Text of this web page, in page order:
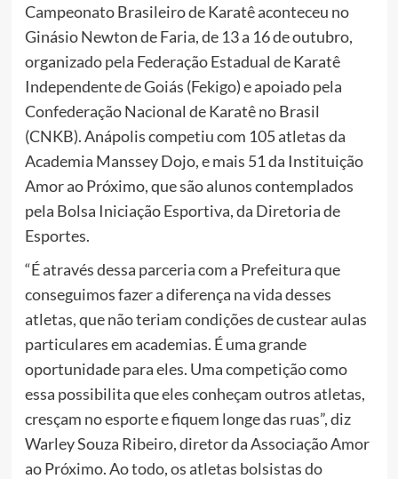
Campeonato Brasileiro de Karatê aconteceu no
Ginásio Newton de Faria, de 13 a 16 de outubro,
organizado pela Federação Estadual de Karatê
Independente de Goiás (Fekigo) e apoiado pela
Confederação Nacional de Karatê no Brasil
(CNKB). Anápolis competiu com 105 atletas da
Academia Manssey Dojo, e mais 51 da Instituição
Amor ao Próximo, que são alunos contemplados
pela Bolsa Iniciação Esportiva, da Diretoria de
Esportes.
“É através dessa parceria com a Prefeitura que
conseguimos fazer a diferença na vida desses
atletas, que não teriam condições de custear aulas
particulares em academias. É uma grande
oportunidade para eles. Uma competição como
essa possibilita que eles conheçam outros atletas,
cresçam no esporte e fiquem longe das ruas”, diz
Warley Souza Ribeiro, diretor da Associação Amor
ao Próximo. Ao todo, os atletas bolsistas do